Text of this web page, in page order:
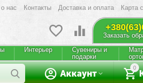
нас Контакты Доставка и оплата Карта
Заказать
Интерьер
Сувениры и
подарки
0
Аккаунт